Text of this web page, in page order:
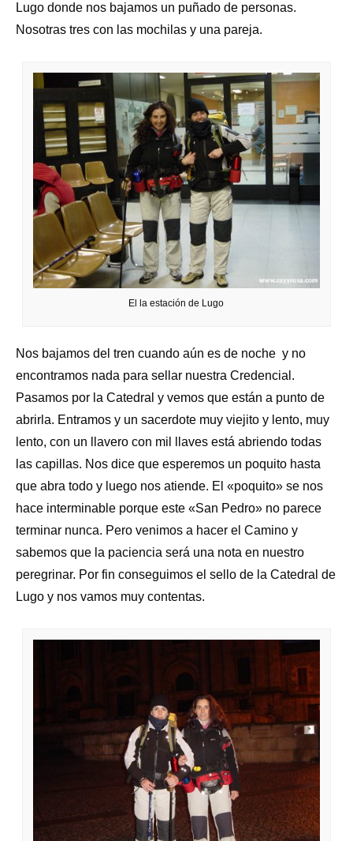
Lugo donde nos bajamos un puñado de personas.
Nosotras tres con las mochilas y una pareja.
El la estación de Lugo
Nos bajamos del tren cuando aún es de noche y no
encontramos nada para sellar nuestra Credencial.
Pasamos por la Catedral y vemos que están a punto de
abrirla. Entramos y un sacerdote muy viejito y lento, muy
lento, con un llavero con mil llaves está abriendo todas
las capillas. Nos dice que esperemos un poquito hasta
que abra todo y luego nos atiende. El «poquito» se nos
hace interminable porque este «San Pedro» no parece
terminar nunca. Pero venimos a hacer el Camino y
sabemos que la paciencia será una nota en nuestro
peregrinar. Por fin conseguimos el sello de la Catedral de
Lugo y nos vamos muy contentas.